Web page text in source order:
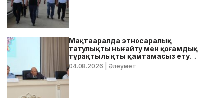
Мақтааралда этносаралық
татулықты нығайту мен қоғамдық
тұрақтылықты қамтамасыз ету
бойынша жедел кеңес өтті
04.08.2026 | Әлеумет